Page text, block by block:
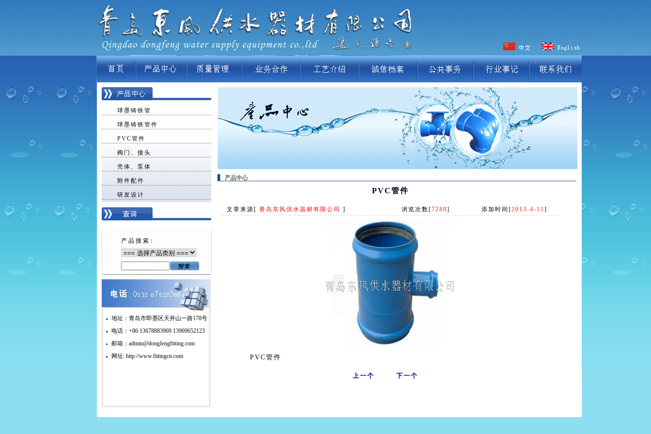
球墨铸铁管
球墨铸铁管件
PVC管件
阀门、接头
壳体、泵体
附件配件
研发设计
产 品 搜 索：
地址：青岛市即墨区天井山一路178号
电话：+86 13678883969 13969652123
邮箱：admin@dongfengfitting.com
网址: http://www.fittingcn.com
产品中心
PVC管件
文章来源[ 青岛东风供水器材有限公司 ] 浏览次数[7280] 添加时间[2013-4-11]
PVC管件
上一个 下一个